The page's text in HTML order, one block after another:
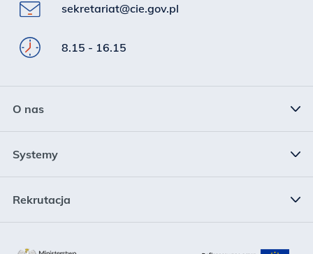
sekretariat@cie.gov.pl
8.15 - 16.15
O nas
Struktura
Systemy
Krajowy System Danych Oświatowych
Rekrutacja